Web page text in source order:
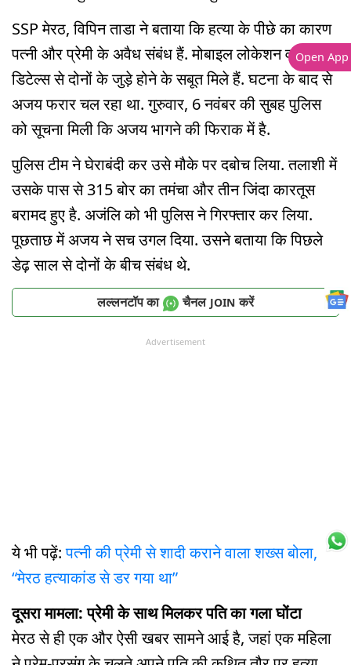
SSP मेरठ, विपिन ताडा ने बताया कि हत्या के पीछे का कारण
पत्नी और प्रेमी के अवैध संबंध हैं. मोबाइल लोकेशन व कॉल
डिटेल्स से दोनों के जुड़े होने के सबूत मिले हैं. घटना के बाद से
अजय फरार चल रहा था. गुरुवार, 6 नवंबर की सुबह पुलिस
को सूचना मिली कि अजय भागने की फिराक में है.
पुलिस टीम ने घेराबंदी कर उसे मौके पर दबोच लिया. तलाशी में
उसके पास से 315 बोर का तमंचा और तीन जिंदा कारतूस
बरामद हुए है. अजंलि को भी पुलिस ने गिरफ्तार कर लिया.
पूछताछ में अजय ने सच उगल दिया. उसने बताया कि पिछले
डेढ़ साल से दोनों के बीच संबंध थे.
लल्लनटॉप का चैनल JOIN करें
Advertisement
ये भी पढ़ें:पत्नी की प्रेमी से शादी कराने वाला शख्स बोला,
“मेरठ हत्याकांड से डर गया था”
दूसरा मामला: प्रेमी के साथ मिलकर पति का गला घोंटा
मेरठ से ही एक और ऐसी खबर सामने आई है, जहां एक महिला
Open App